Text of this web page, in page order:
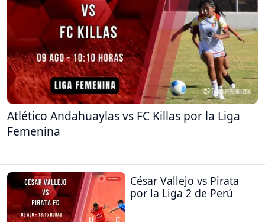
Atlético Andahuaylas vs FC Killas por la Liga
Femenina
César Vallejo vs Pirata
por la Liga 2 de Perú